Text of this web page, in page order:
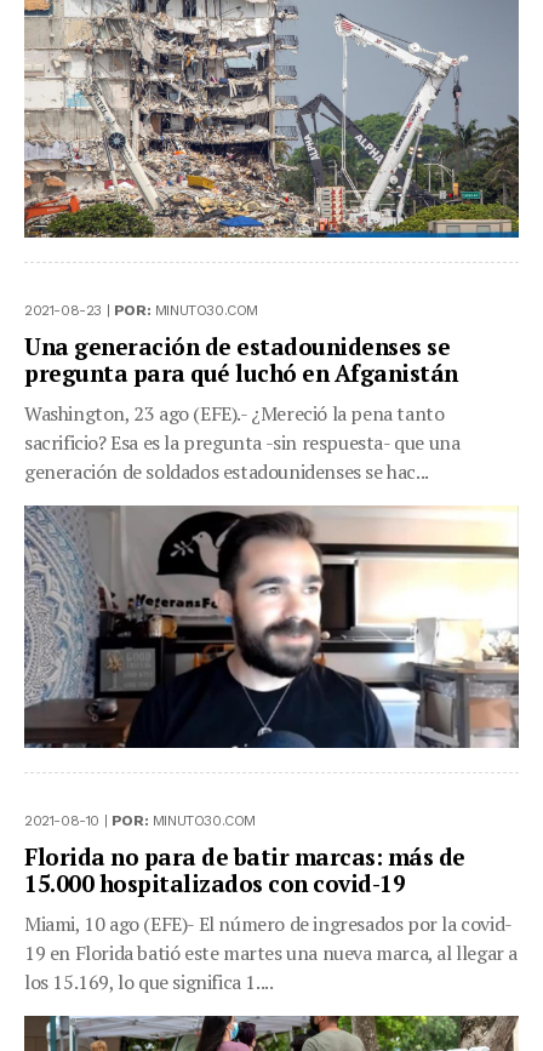
2021-08-23 | POR: MINUTO30.COM
Una generación de estadounidenses se
pregunta para qué luchó en Afganistán
Washington, 23 ago (EFE).- ¿Mereció la pena tanto
sacrificio? Esa es la pregunta -sin respuesta- que una
generación de soldados estadounidenses se hac...
2021-08-10 | POR: MINUTO30.COM
Florida no para de batir marcas: más de
15.000 hospitalizados con covid-19
Miami, 10 ago (EFE)- El número de ingresados por la covid-
19 en Florida batió este martes una nueva marca, al llegar a
los 15.169, lo que significa 1....